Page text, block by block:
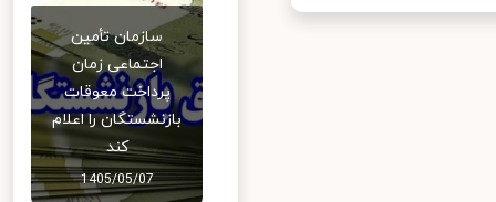
سازمان تأمین
اجتماعی زمان
پرداخت معوقات
بازنشستگان را اعلام
کند
1405/05/07